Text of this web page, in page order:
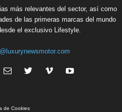
más relevantes del sector, así como
de las primeras marcas del mundo
el exclusivo Lifestyle.
de Cookies